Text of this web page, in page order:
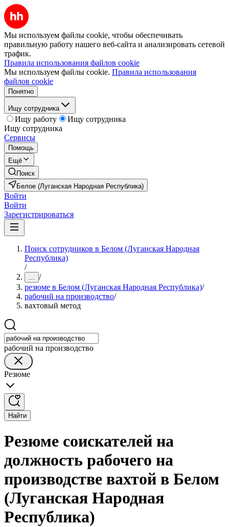
Мы используем файлы cookie, чтобы обеспечивать
правильную работу нашего веб-сайта и анализировать сетевой
трафик.
Правила использования файлов cookie
Мы используем файлы cookie. Правила использования
файлов cookie
Понятно
Ищу сотрудника
Ищу работу
Ищу сотрудника
Ищу сотрудника
Сервисы
Помощь
Ещё
Поиск
Белое (Луганская Народная Республика)
Войти
Войти
Зарегистрироваться
Поиск сотрудников в Белом (Луганская Народная
Республика)
/
... /
резюме в Белом (Луганская Народная Республика)/
рабочий на производство/
вахтовый метод
рабочий на производство
Резюме
Найти
Резюме соискателей на
должность рабочего на
производстве вахтой в Белом
(Луганская Народная
Республика)